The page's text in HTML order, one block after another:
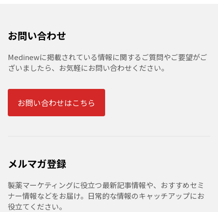
お問い合わせ
Medinewに掲載されている情報に関するご質問やご要望がご
ざいましたら、お気軽にお問い合わせください。
お問い合わせはこちら
メルマガ登録
製薬マーケティングに役立つ最新記事情報や、おすすめセミ
ナー情報などをお届け。日常的な情報のキャッチアップにお
役立てください。